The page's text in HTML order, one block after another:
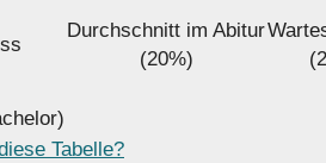
Durchschnitt im Abitur
(20%)
Tabelle?